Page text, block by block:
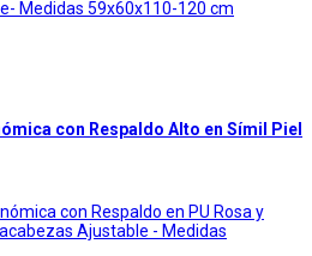
con Respaldo Alto en Símil Piel